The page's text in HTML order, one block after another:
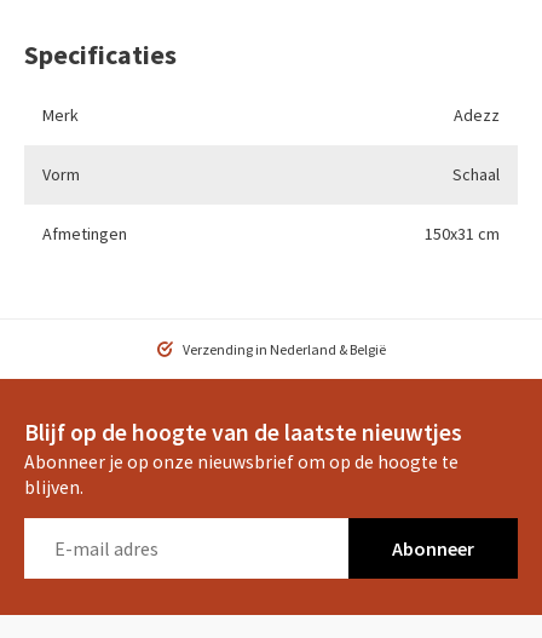
Specificaties
Merk Adezz
Vorm Schaal
Afmetingen 150x31 cm
Verzending in Nederland & België
Blijf op de hoogte van de laatste nieuwtjes
Abonneer je op onze nieuwsbrief om op de hoogte te
blijven.
Abonneer